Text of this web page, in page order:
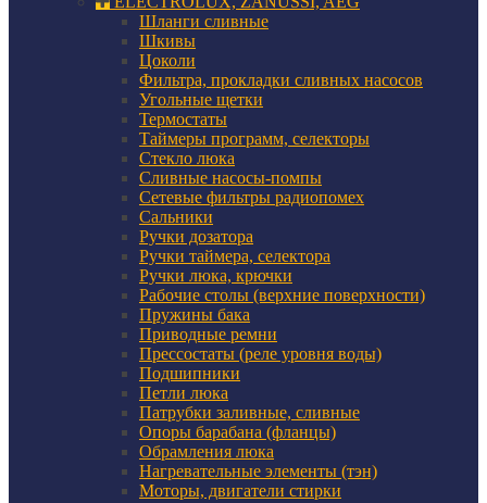
Шланги сливные
Шкивы
Цоколи
Фильтра, прокладки сливных насосов
Угольные щетки
Термостаты
Таймеры программ, селекторы
Стекло люка
Сливные насосы-помпы
Сетевые фильтры радиопомех
Сальники
Ручки дозатора
Ручки таймера, селектора
Ручки люка, крючки
Рабочие столы (верхние поверхности)
Пружины бака
Приводные ремни
Прессостаты (реле уровня воды)
Подшипники
Петли люка
Патрубки заливные, сливные
Опоры барабана (фланцы)
Обрамления люка
Нагревательные элементы (тэн)
Моторы, двигатели стирки